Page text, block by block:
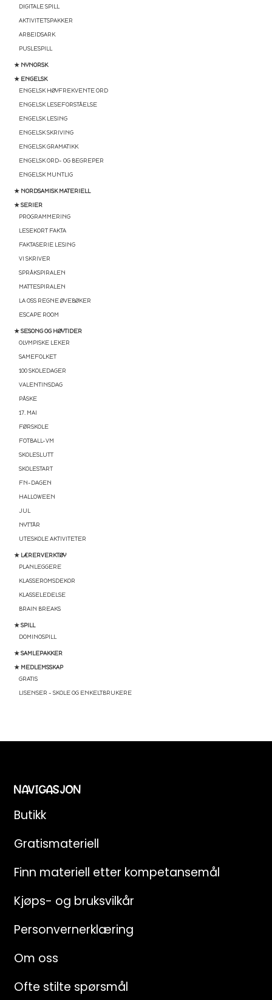
DIGITALE SPILL
AKTIVITETSPAKKER
ARBEIDSARK
PUSLESPILL
★ NYNORSK
★ ENGELSK
ENGELSK HØYFREKVENTE ORD
ENGELSK LESEFORSTÅELSE
ENGELSK LESING
ENGELSK SKRIVING
ENGELSK GRAMATIKK
ENGELSK ORD- OG BEGREPER
ENGELSK MUNTLIG
★ NORDSAMISK MATERIELL
★ SERIER
PROGRAMMERING
LESEKORT FAKTA
FAKTASERIE LESING
VI SKRIVER
SPRÅKSPIRALEN
MATTESPIRALEN
LA OSS REGNE ØVEBØKER
ESCAPE ROOM
★ SESONG OG HØYTIDER
OLYMPISKE LEKER
SAMEFOLKET
100 SKOLEDAGER
VALENTINSDAG
PÅSKE
17. MAI
FØRSKOLE
FOTBALL-VM
SKOLESLUTT
SKOLESTART
FN-DAGEN
HALLOWEEN
JUL
NYTTÅR
UTESKOLE AKTIVITETER
★ LÆRERVERKTØY
PLANLEGGERE
KLASSEROMSDEKOR
KLASSELEDELSE
BRAIN BREAKS
★ SPILL
DOMINOSPILL
★ SAMLEPAKKER
★ MEDLEMSSKAP
GRATIS
LISENSER – SKOLE OG ENKELTBRUKERE
NAVIGASJON
Butikk
Gratismateriell
Finn materiell etter kompetansemål
Kjøps- og bruksvilkår
Personvernerklæring
Om oss
Ofte stilte spørsmål